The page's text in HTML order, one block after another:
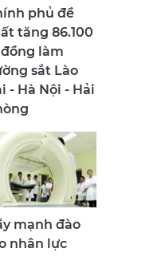
phủ đề
tăng 86.100
làm
sắt Lào
- Hà Nội - Hải
mạnh đào
nhân lực